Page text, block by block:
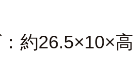
約26.5×10×